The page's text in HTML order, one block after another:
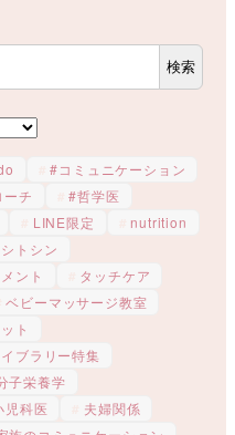
検索
#コミュニケーション
チ
#哲学医
LINE限定
nutrition
トシン
ント
タッチケア
ベビーマッサージ教室
ト
ブラリー特集
子栄養学
児科医
夫婦関係